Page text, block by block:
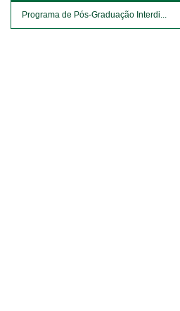
Programa de Pós-Graduação Interdi...